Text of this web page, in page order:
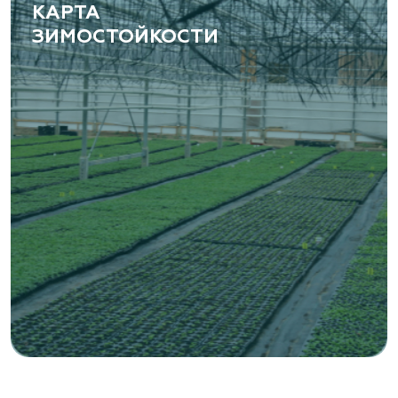
«ВЕНЕВ» питомник растений
Тульская область, Венёвский р-н, село
Борщевое, улица Лесная, д. 13
8 963 224 87 99
https://www.venev1.ru/
«ВЕНЕВ» питомник растений
Тульская область, Венёвский р-н, село
Борщевое, улица Лесная, д. 13
8 963 224 87 99
https://www.venev1.ru/
КАРТА
ЗИМОСТОЙКОСТИ